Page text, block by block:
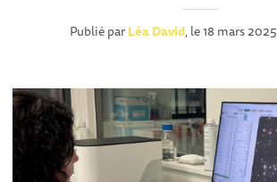
Publié parLéa David, le 18 mars 2025